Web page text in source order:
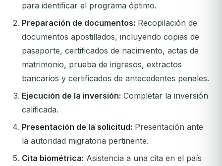
para identificar el programa óptimo.
Preparación de documentos: Recopilación de
documentos apostillados, incluyendo copias de
pasaporte, certificados de nacimiento, actas de
matrimonio, prueba de ingresos, extractos
bancarios y certificados de antecedentes penales.
Ejecución de la inversión: Completar la inversión
calificada.
Presentación de la solicitud: Presentación ante
la autoridad migratoria pertinente.
Cita biométrica: Asistencia a una cita en el país